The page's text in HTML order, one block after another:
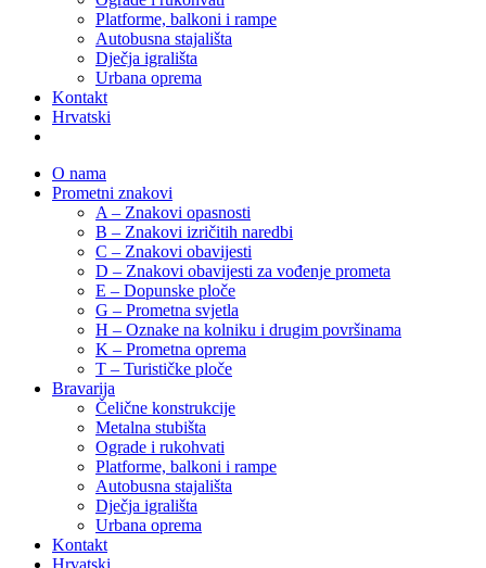
Platforme, balkoni i rampe
Autobusna stajališta
Dječja igrališta
Urbana oprema
Kontakt
Hrvatski
O nama
Prometni znakovi
A – Znakovi opasnosti
B – Znakovi izričitih naredbi
C – Znakovi obavijesti
D – Znakovi obavijesti za vođenje prometa
E – Dopunske ploče
G – Prometna svjetla
H – Oznake na kolniku i drugim površinama
K – Prometna oprema
T – Turističke ploče
Bravarija
Čelične konstrukcije
Metalna stubišta
Ograde i rukohvati
Platforme, balkoni i rampe
Autobusna stajališta
Dječja igrališta
Urbana oprema
Kontakt
Hrvatski